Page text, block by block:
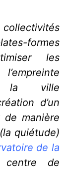
collectivités
formes
les
la ville
d’un
de manière
quiétude)
de la
de